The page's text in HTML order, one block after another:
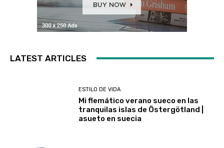
LATEST ARTICLES
ESTILO DE VIDA
Mi flemático verano sueco en las
tranquilas islas de Östergötland |
asueto en suecia